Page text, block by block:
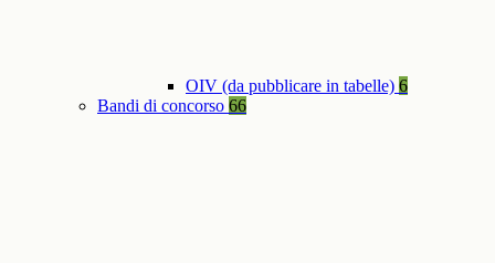
OIV (da pubblicare in tabelle) 6
Bandi di concorso 66